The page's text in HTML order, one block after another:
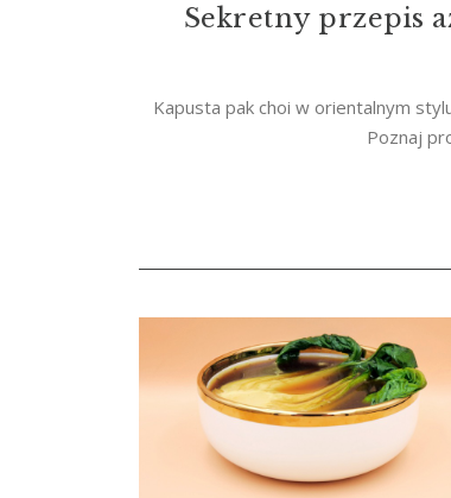
Sekretny przepis
Kapusta pak choi w orientalnym
Poznaj